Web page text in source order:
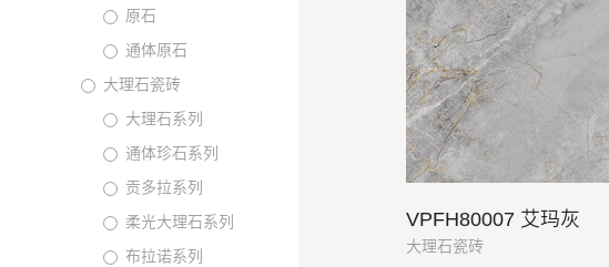
VPFH80007 艾玛灰
大理石瓷砖
原石
通体原石
大理石瓷砖
大理石系列
通体珍石系列
贡多拉系列
柔光大理石系列
布拉诺系列